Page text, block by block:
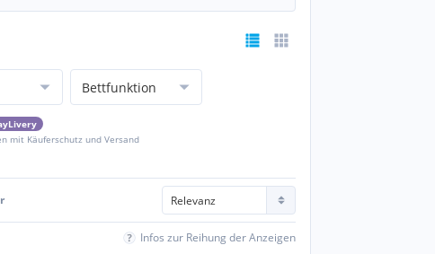
Bettfunktion
mit Käuferschutz und Versand
Infos zur Reihung der Anzeigen